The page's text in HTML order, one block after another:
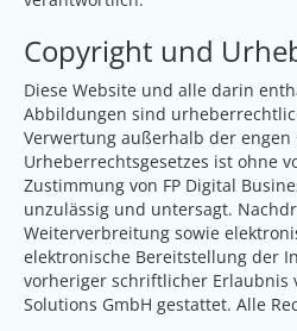
Copyright und
Diese Website und alle darin
Abbildungen sind
Verwertung außerhalb der engen
Urheberrechtsgesetzes ist ohne
Zustimmung von FP Digital
unzulässig und untersagt.
Weiterverbreitung sowie
elektronische Bereitstellung der
vorheriger schriftlicher Erlaubnis
Solutions GmbH gestattet. Alle